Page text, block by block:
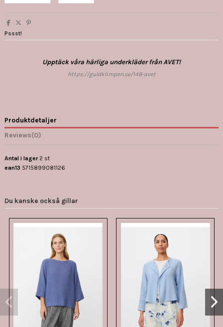
Pssst!
Upptäck våra härliga underkläder från AVET!
https://guldklimpen.se/148-avet
Produktdetaljer
Reviews(0)
Antal i lager 2 st
ean13 5715899081126
Du kanske också gillar